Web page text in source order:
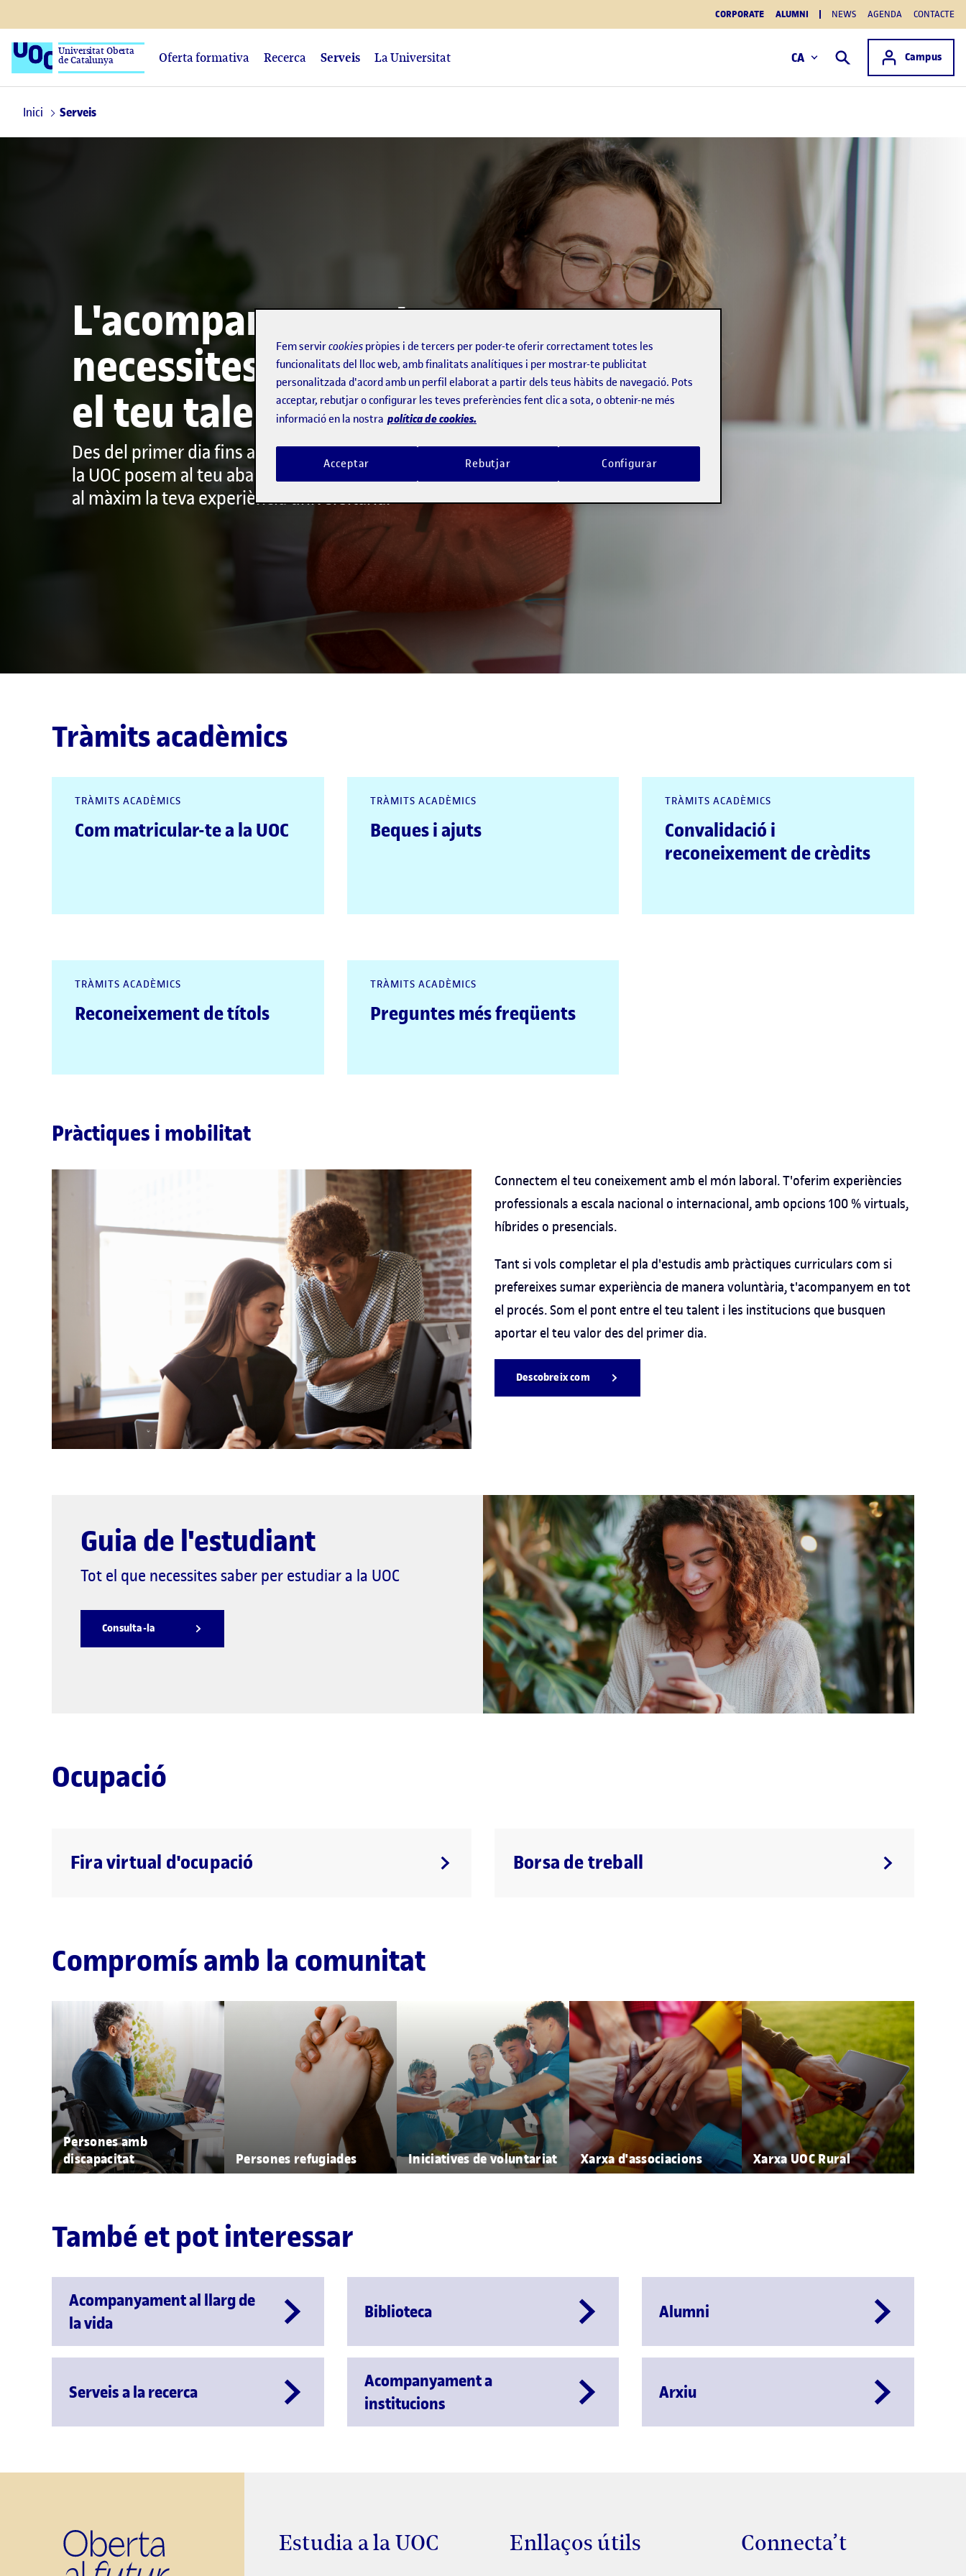
CORPORATE ALUMNI NEWS AGENDA CONTACTE
Universitat Oberta
de Catalunya Cercar
Accés a
Campus
Oferta formativa Recerca Serveis La Universitat CA
Inici Serveis
L'acompanyament que
necessites per impulsar
el teu talent
Des del primer dia fins a la teva projecció en el món laboral. A
la UOC posem al teu abast recursos i serveis perquè aprofitis
al màxim la teva experiència universitària.
Tràmits acadèmics
TRÀMITS ACADÈMICS
Com matricular-te a la UOC
TRÀMITS ACADÈMICS
Beques i ajuts
TRÀMITS ACADÈMICS
Convalidació i
reconeixement de crèdits
TRÀMITS ACADÈMICS
Reconeixement de títols
TRÀMITS ACADÈMICS
Preguntes més freqüents
Pràctiques i mobilitat
Connectem el teu coneixement amb el món laboral. T'oferim experiències
professionals a escala nacional o internacional, amb opcions 100 % virtuals,
híbrides o presencials.
Tant si vols completar el pla d'estudis amb pràctiques curriculars com si
prefereixes sumar experiència de manera voluntària, t'acompanyem en tot
el procés. Som el pont entre el teu talent i les institucions que busquen
aportar el teu valor des del primer dia.
Descobreix com
Guia de l'estudiant
Tot el que necessites saber per estudiar a la UOC
Consulta-la
Ocupació
Fira virtual d'ocupació Borsa de treball
Compromís amb la comunitat
Persones amb
discapacitat
Persones refugiades Iniciatives de voluntariat Xarxa d'associacions Xarxa UOC Rural
També et pot interessar
Acompanyament al llarg de
la vida
Biblioteca Alumni
Serveis a la recerca
Acompanyament a
institucions
Arxiu
Estudia a la UOC Enllaços útils Connecta’t
Fem servircookies pròpies i de tercers per poder-te oferir correctament totes les
funcionalitats del lloc web, amb finalitats analítiques i per mostrar-te publicitat
personalitzada d'acord amb un perfil elaborat a partir dels teus hàbits de navegació. Pots
acceptar, rebutjar o configurar les teves preferències fent clic a sota, o obtenir-ne més
informació en la nostra política de cookies.
Rebutjar
Acceptar Configurar